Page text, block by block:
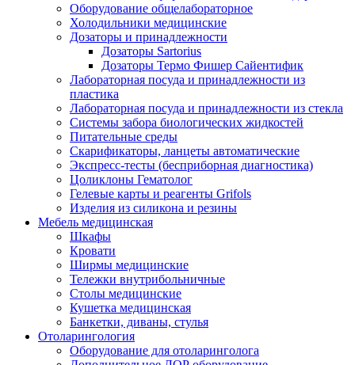
Оборудование общелабораторное
Холодильники медицинские
Дозаторы и принадлежности
Дозаторы Sartorius
Дозаторы Термо Фишер Сайентифик
Лабораторная посуда и принадлежности из
пластика
Лабораторная посуда и принадлежности из стекла
Системы забора биологических жидкостей
Питательные среды
Скарификаторы, ланцеты автоматические
Экспресс-тесты (бесприборная диагностика)
Цоликлоны Гематолог
Гелевые карты и реагенты Grifols
Изделия из силикона и резины
Мебель медицинская
Шкафы
Кровати
Ширмы медицинские
Тележки внутрибольничные
Столы медицинские
Кушетка медицинская
Банкетки, диваны, стулья
Отоларингология
Оборудование для отоларинголога